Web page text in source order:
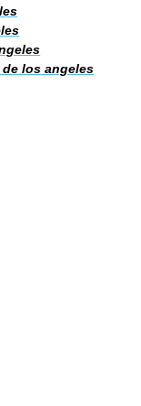
los angeles